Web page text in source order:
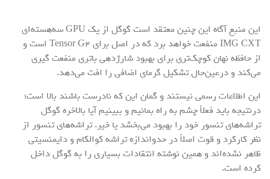
این منبع آگاه این چنین معتقد است گوگل از یک GPU سه‌هسته‌ای
IMG CXT منفعت خواهد برد که در اصل برای Tensor G4 است و
از حافظه نهان کوچک‌تری برای بهبود شارژدهی باتری منفعت گیری
می‌کند و درعین‌حال تشکیل گرمای اضافی را افت می‌دهد.
این اطلاعات رسمی نیستند و گمان این که نادرست باشند بالا است؛
درنتیجه باید فعلاً چشم به راه بمانیم و ببینیم آیا بالاخره گوگل
تراشه‌های تنسور خود را بهبود می‌بخشد یا خیر. تراشه‌های تنسور از
نظر کارکرد و قوت اصلاً در حدواندازه تراشه کوالکام و دایمنسیتی
ظاهر نشده‌اند و همین نوشته انتقادات بسیاری را به گوگل داخل
کرده است.